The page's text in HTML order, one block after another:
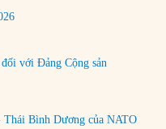
với Đảng Cộng sản
Bình Dương của NATO